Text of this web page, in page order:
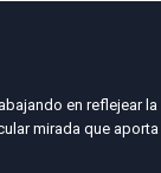
en reflejear la
mirada que aporta